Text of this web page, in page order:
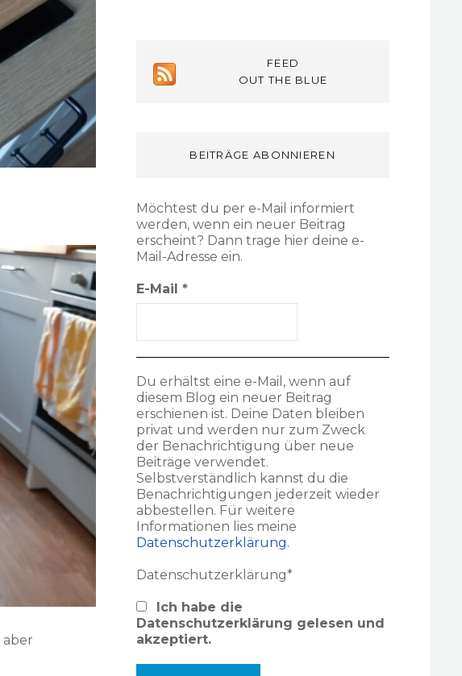
aber
FEED
OUT THE BLUE
BEITRÄGE ABONNIEREN
Möchtest du per e-Mail informiert
werden, wenn ein neuer Beitrag
erscheint? Dann trage hier deine e-
Mail-Adresse ein.
E-Mail *
Du erhältst eine e-Mail, wenn auf
diesem Blog ein neuer Beitrag
erschienen ist. Deine Daten bleiben
privat und werden nur zum Zweck
der Benachrichtigung über neue
Beiträge verwendet.
Selbstverständlich kannst du die
Benachrichtigungen jederzeit wieder
abbestellen. Für weitere
Informationen lies meine
Datenschutzerklärung.
Datenschutzerklärung*
Ich habe die
Datenschutzerklärung gelesen und
akzeptiert.